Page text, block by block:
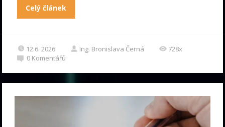
Celý článek
12.6. 2026 Ing. Bronislava Černá
728x
0 Komentářů